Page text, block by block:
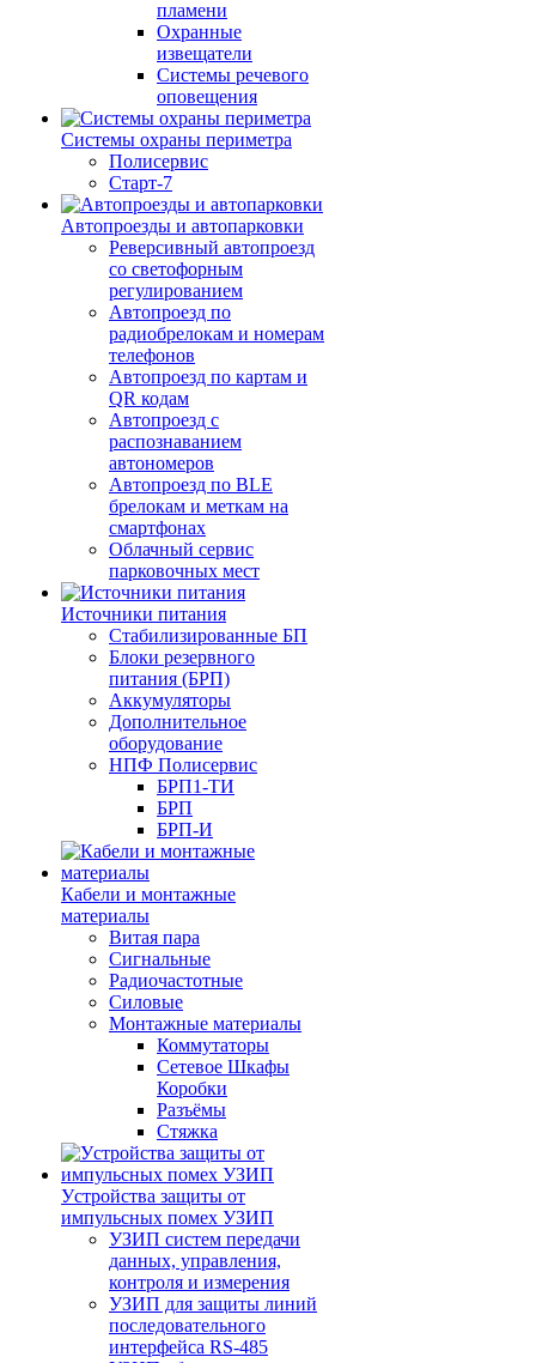
пламени
Охранные
извещатели
Системы речевого
оповещения
Системы охраны периметра
Полисервис
Старт-7
Автопроезды и автопарковки
Реверсивный автопроезд
со светофорным
регулированием
Автопроезд по
радиобрелокам и номерам
телефонов
Автопроезд по картам и
QR кодам
Автопроезд с
распознаванием
автономеров
Автопроезд по BLE
брелокам и меткам на
смартфонах
Облачный сервис
парковочных мест
Источники питания
Стабилизированные БП
Блоки резервного
питания (БРП)
Аккумуляторы
Дополнительное
оборудование
НПФ Полисервис
БРП1-ТИ
БРП
БРП-И
Кабели и монтажные
материалы
Витая пара
Сигнальные
Радиочастотные
Силовые
Монтажные материалы
Коммутаторы
Сетевое Шкафы
Коробки
Разъёмы
Стяжка
Уcтройства защиты от
импульсных помех УЗИП
УЗИП систем передачи
данных, управления,
контроля и измерения
УЗИП для защиты линий
последовательного
интерфейса RS-485